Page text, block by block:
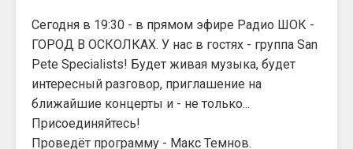
Сегодня в 19:30 - в прямом эфире Радио ШОК -
ГОРОД В ОСКОЛКАХ. У нас в гостях - группа San
Pete Specialists! Будет живая музыка, будет
интересный разговор, приглашение на
ближайшие концерты и - не только...
Присоединяйтесь!
Проведёт программу - Макс Темнов.